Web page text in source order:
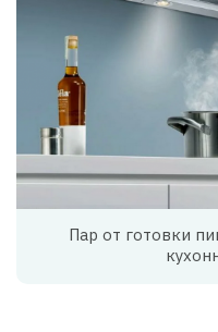
Пар от готовки